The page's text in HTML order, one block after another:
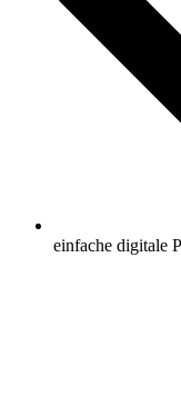
einfache digitale